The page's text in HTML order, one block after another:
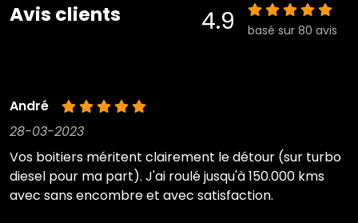
Avis clients 4.9 basé sur 80 avis
André
28-03-2023
Vos boitiers méritent clairement le détour (sur turbo
diesel pour ma part). J'ai roulé jusqu'à 150.000 kms
avec sans encombre et avec satisfaction.